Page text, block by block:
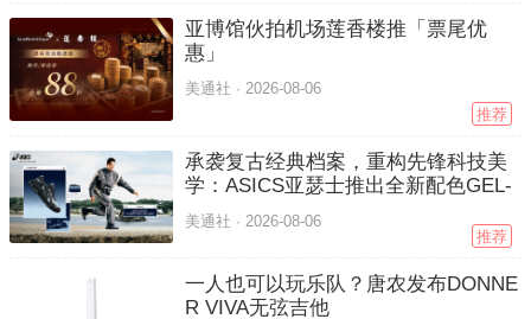
亚博馆伙拍机场莲香楼推「票尾优
惠」
美通社 · 2026-08-06
推荐
承袭复古经典档案，重构先锋科技美
学：ASICS亚瑟士推出全新配色GEL-
NYC 2.0
美通社 ·2026-08-06
推荐
一人也可以玩乐队？唐农发布DONNE
R VIVA无弦吉他